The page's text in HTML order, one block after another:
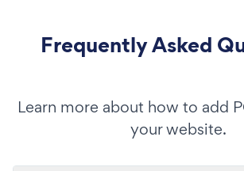
Frequently Asked
Learn more about how to add
your website.